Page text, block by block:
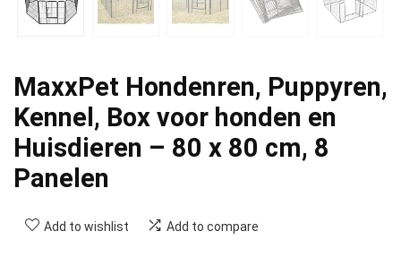
MaxxPet Hondenren, Puppyren,
Kennel, Box voor honden en
Huisdieren – 80 x 80 cm, 8
Panelen
Add to wishlist Add to compare